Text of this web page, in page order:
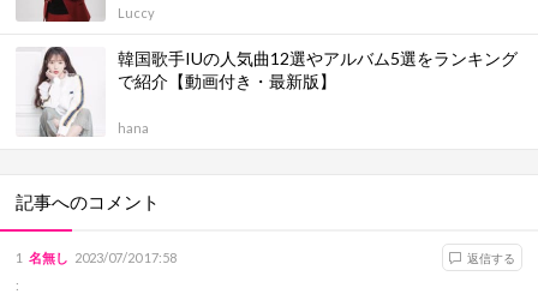
Luccy
韓国歌手IUの人気曲12選やアルバム5選をランキング
で紹介【動画付き・最新版】
hana
記事へのコメント
1
:
名無し 2023/07/20 17:58 返信する